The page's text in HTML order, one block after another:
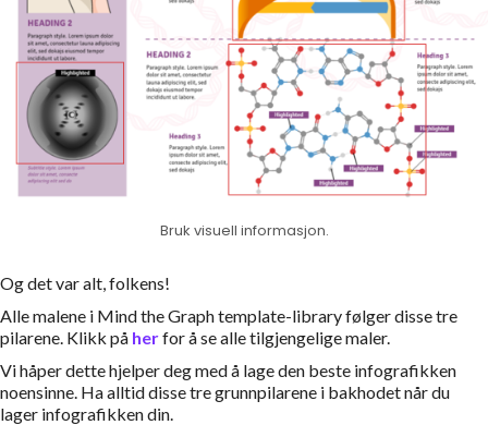
Bruk visuell informasjon.
Og det var alt, folkens!
Alle malene i Mind the Graph template-library følger disse tre
pilarene. Klikk på herfor å se alle tilgjengelige maler.
Vi håper dette hjelper deg med å lage den beste infografikken
noensinne. Ha alltid disse tre grunnpilarene i bakhodet når du
lager infografikken din.